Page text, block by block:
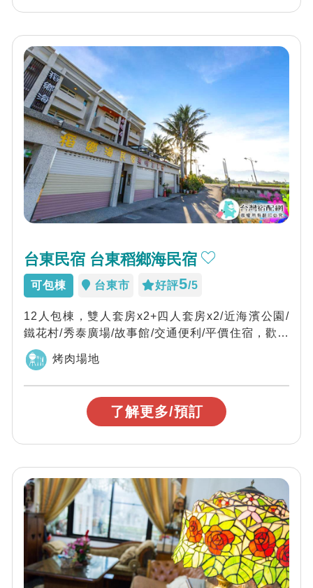
台東民宿 台東稻鄉海民宿
可包棟 台東市 好評5/5
12人包棟，雙人套房x2+四人套房x2/近海濱公園/
鐵花村/秀泰廣場/故事館/交通便利/平價住宿，歡迎
您來玩~
烤肉場地
了解更多/預訂